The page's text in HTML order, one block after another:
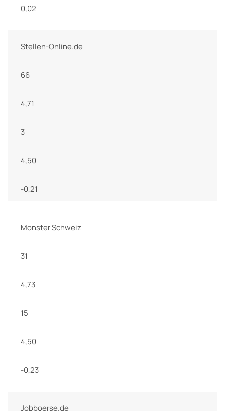
0,02
Stellen-Online.de
66
4,71
3
4,50
-0,21
Monster Schweiz
31
4,73
15
4,50
-0,23
Jobboerse.de